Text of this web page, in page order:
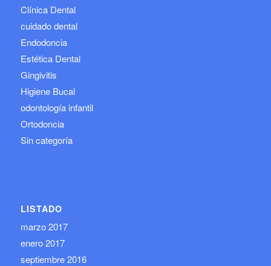
Clínica Dental
cuidado dental
Endodoncia
Estética Dental
Gingivitis
Higiene Bucal
odontología infantil
Ortodoncia
Sin categoría
LISTADO
marzo 2017
enero 2017
septiembre 2016